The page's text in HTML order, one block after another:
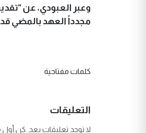
وعبر العبودي، عن
مجدداً العهد بالمضي
كلمات مفتاحية
التعليقات
لا توجد تعليقات بعد. كن